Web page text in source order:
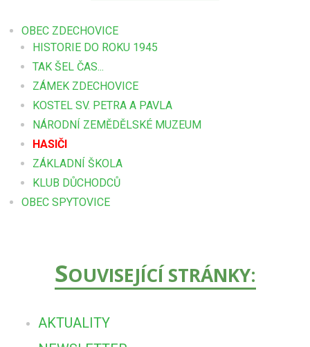
OBEC ZDECHOVICE
HISTORIE DO ROKU 1945
TAK ŠEL ČAS...
ZÁMEK ZDECHOVICE
KOSTEL SV. PETRA A PAVLA
NÁRODNÍ ZEMĚDĚLSKÉ MUZEUM
HASIČI
ZÁKLADNÍ ŠKOLA
KLUB DŮCHODCŮ
OBEC SPYTOVICE
SOUVISEJÍCÍ STRÁNKY:
AKTUALITY